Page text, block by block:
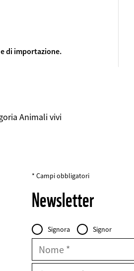
di importazione.
Animali vivi
* Campi obbligatori
Newsletter
FIELDSET
Personal
Data
Intestazione
Signora Signor
Nome